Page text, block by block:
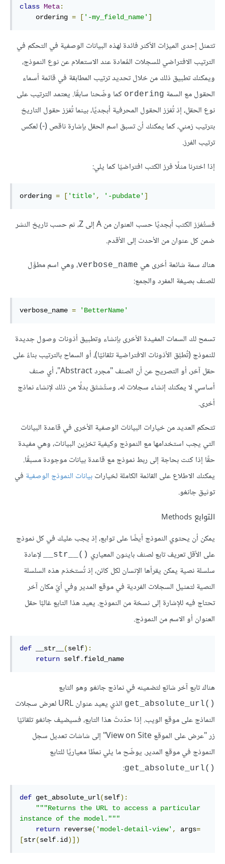
class Meta:
    ordering
= [ '-my_field_name' ]
تتمثل إحدى الميزات الأكثر فائدة لهذه البيانات الوصفية في التحكم في
الترتيب الافتراضي للسجلات المُعادة عند الاستعلام عن نوع النموذج،
ويمكنك تطبيق ذلك من خلال تحديد ترتيب المطابقة في قائمة أسماء
الحقول مع السمة ordering كما وضّحنا سابقًا. يعتمد الترتيب على
نوع الحقل، إذ تُفرَز الحقول المحرفية أبجديًا، بينما تُفرَز حقول التاريخ
بترتيب زمني، كما يمكنك أن تسبق اسم الحقل بإشارة ناقص (-) لعكس
ترتيب الفرز.
إذا اخترنا مثلًا فرز الكتب افتراضيًا كما يلي:
ordering = [ 'title' , '-pubdate' ]
فستُفرَز الكتب أبجديًا حسب العنوان من A إلى Z، ثم حسب تاريخ النشر
ضمن كل عنوان من الأحدث إلى الأقدم.
هناك سمة شائعة أخرى هي verbose_name، وهي اسم مطوَّل
للصنف بصيغة المفرد والجمع:
verbose_name = 'BetterName'
تسمح لك السمات المفيدة الأخرى بإنشاء وتطبيق أذونات وصول جديدة
للنموذج (تُطبَّق الأذونات الافتراضية تلقائيًا)، أو السماح بالترتيب بناءً على
حقل آخر، أو التصريح عن أن الصنف "مجرد Abstract"، أي صنف
أساسي لا يمكنك إنشاء سجلات له، وستُشتَق بدلًا من ذلك لإنشاء نماذج
أخرى.
تتحكم العديد من خيارات البيانات الوصفية الأخرى في قاعدة البيانات
التي يجب استخدامها مع النموذج وكيفية تخزين البيانات، وهي مفيدة
حقًا إذا كنت بحاجة إلى ربط نموذج مع قاعدة بيانات موجودة مسبقًا.
يمكنك الاطلاع على القائمة الكاملة لخياراتبيانات النموذج الوصفية في
توثيق جانغو.
التوابع Methods
يمكن أن يحتوي النموذج أيضًا على توابع، إذ يجب عليك في كل نموذج
على الأقل تعريف تابع لصنف بايثون المعياري ‎__str__()‎
لإعادة
سلسلة نصية يمكن يقرأها الإنسان لكل كائن، إذ تُستخدَم هذه السلسلة
النصية لتمثيل السجلات الفردية في موقع المدير وفي أيّ مكان آخر
تحتاج فيه للإشارة إلى نسخة من النموذج. يعيد هذا التابع غالبًا حقل
العنوان أو الاسم من النموذج.
def __str__ (self):
return self. field_name
هناك تابع آخر شائع لتضمينه في نماذج جانغو وهو التابع
get_absolute_url()‎
الذي يعيد عنوان URL لعرض سجلات
النماذج على موقع الويب. إذا حدّدتَ هذا التابع، فسيضيف جانغو تلقائيًا
زر "عرض على الموقع View on Site" إلى شاشات تعديل سجل
النموذج في موقع المدير. يوضّح ما يلي نمطًا معياريًا للتابع
get_absolute_url()‎
:
def get_absolute_url(self):
"""Returns the URL to access a particular
instance of the model."""
return reverse( 'model-detail-view' , args=
[str(self. id)])